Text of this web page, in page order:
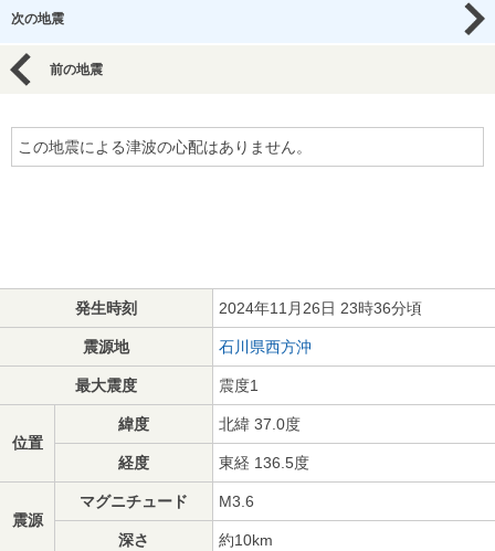
次の地震
前の地震
この地震による津波の心配はありません。
発生時刻 2024年11月26日 23時36分頃
震源地 石川県西方沖
最大震度 震度1
位置
緯度 北緯 37.0度
経度 東経 136.5度
震源
マグニチュード M3.6
深さ 約10km